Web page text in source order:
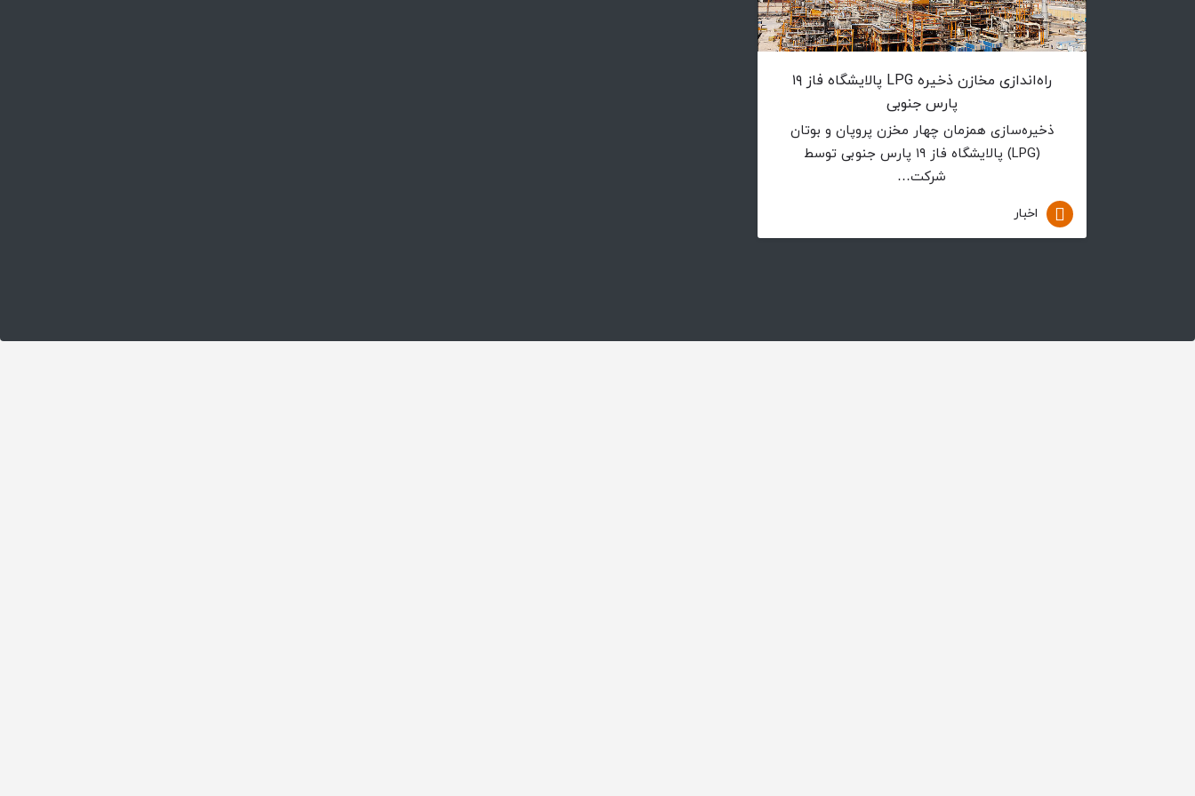
راه‌اندازی مخازن ذخیره LPG پالایشگاه فاز ۱۹
پارس جنوبی
ذخیره‌سازی همزمان چهار مخزن پروپان و بوتان
(LPG) پالایشگاه فاز ۱۹ پارس جنوبی توسط
شرکت…
اخبار